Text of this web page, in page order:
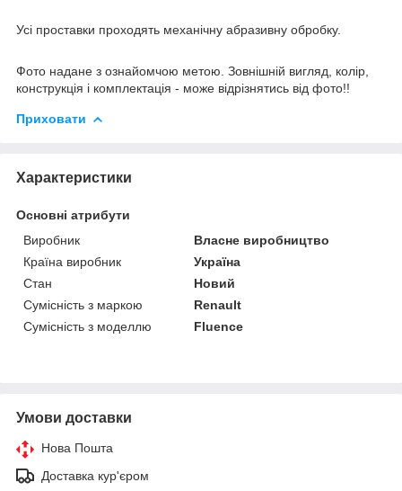
Усі проставки проходять механічну абразивну обробку.
Фото надане з ознайомчою метою. Зовнішній вигляд, колір,
конструкція і комплектація - може відрізнятись від фото!!
Приховати
Характеристики
Основні атрибути
Виробник
Власне виробництво
Країна виробник
Україна
Стан
Новий
Сумісність з маркою
Renault
Сумісність з моделлю
Fluence
Умови доставки
Нова Пошта
Доставка кур'єром